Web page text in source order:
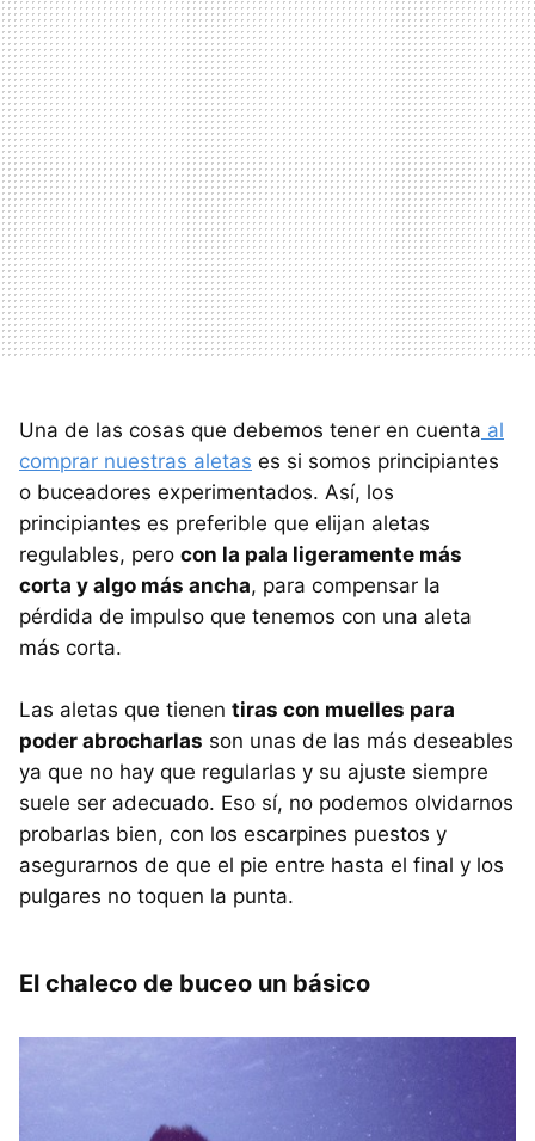
Una de las cosas que debemos tener en cuenta al
comprar nuestras aletas es si somos principiantes
o buceadores experimentados. Así, los
principiantes es preferible que elijan aletas
regulables, pero con la pala ligeramente más
corta y algo más ancha, para compensar la
pérdida de impulso que tenemos con una aleta
más corta.
Las aletas que tienen tiras con muelles para
poder abrocharlas son unas de las más deseables
ya que no hay que regularlas y su ajuste siempre
suele ser adecuado. Eso sí, no podemos olvidarnos
probarlas bien, con los escarpines puestos y
asegurarnos de que el pie entre hasta el final y los
pulgares no toquen la punta.
El chaleco de buceo un básico